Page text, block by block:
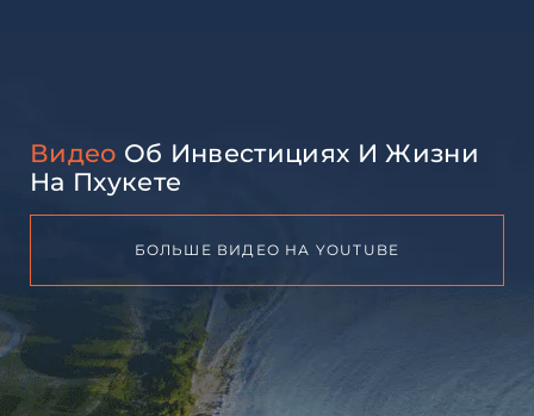
Видео Об Инвестициях И Жизни
На Пхукете
БОЛЬШЕ ВИДЕО НА YOUTUBE